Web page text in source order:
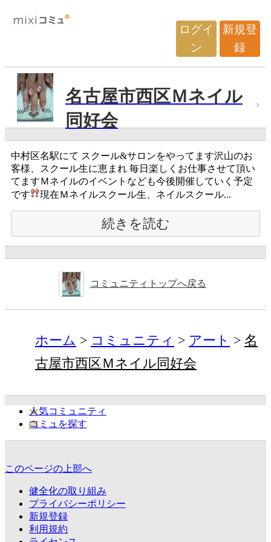
ログイ
ン
新規登
録
名古屋市西区Ｍネイル
同好会
中村区名駅にて スクール&サロンをやってます沢山のお
客様、スクール生に恵まれ 毎日楽しくお仕事させて頂い
てますＭネイルのイベントなども今後開催していく予定
です
現在Ｍネイルスクール生、ネイルスクール...
続きを読む
コミュニティトップへ戻る
ホーム コミュニティ アート
名
古屋市西区Ｍネイル同好会
人気コミュニティ
コミュを探す
このページの上部へ
健全化の取り組み
プライバシーポリシー
新規登録
利用規約